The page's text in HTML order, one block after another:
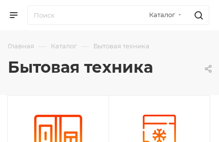
Каталог
Главная — Каталог — Бытовая техника
Бытовая техника